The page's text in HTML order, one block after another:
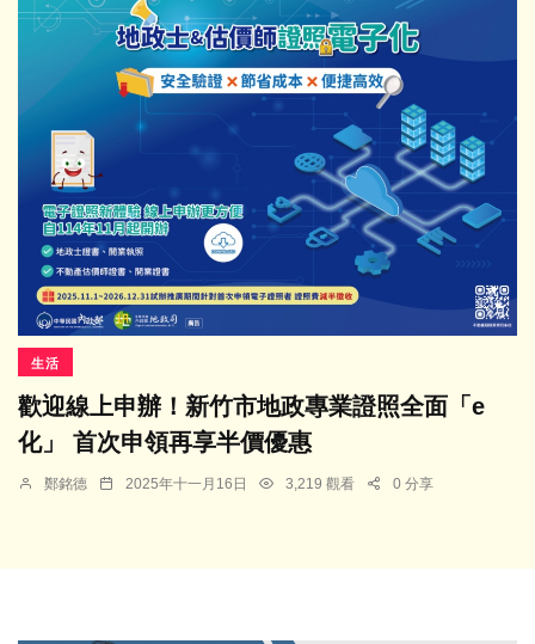
生活
歡迎線上申辦！新竹市地政專業證照全面「e
化」 首次申領再享半價優惠
鄭銘德 2025年十一月16日 3,219 觀看 0 分享